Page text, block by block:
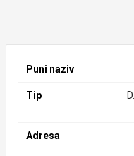
Puni naziv
Tip
Adresa